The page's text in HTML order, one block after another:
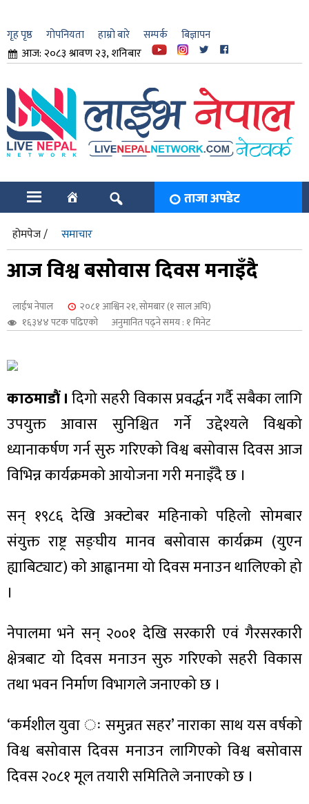
गृह पृष्ठ गोपनियता हाम्रो बारे सम्पर्क बिज्ञापन
आज: २०८३ श्रावण २३, शनिबार
ताजा अपडेट
होमपेज / समाचार
आज विश्व बसोवास दिवस मनाइँदै
लाईभ नेपाल
२०८१ आश्विन २१, सोमबार (१ साल अघि)
१६३४४ पटक पढिएको
अनुमानित पढ्ने समय : १ मिनेट
काठमाडौं ।दिगो सहरी विकास प्रवर्द्धन गर्दै सबैका लागि
उपयुक्त आवास सुनिश्चित गर्ने उद्देश्यले विश्वको
ध्यानाकर्षण गर्न सुरु गरिएको विश्व बसोवास दिवस आज
विभिन्न कार्यक्रमको आयोजना गरी मनाइँदै छ ।
सन् १९८६ देखि अक्टोबर महिनाको पहिलो सोमबार
संयुक्त राष्ट्र सङ्घीय मानव बसोवास कार्यक्रम (युएन
ह्याबिट्याट) को आह्वानमा यो दिवस मनाउन थालिएको हो
।
नेपालमा भने सन् २००१ देखि सरकारी एवं गैरसरकारी
क्षेत्रबाट यो दिवस मनाउन सुरु गरिएको सहरी विकास
तथा भवन निर्माण विभागले जनाएको छ ।
‘कर्मशील युवा ः समुन्नत सहर’ नाराका साथ यस वर्षको
विश्व बसोवास दिवस मनाउन लागिएको विश्व बसोवास
दिवस २०८१ मूल तयारी समितिले जनाएको छ ।